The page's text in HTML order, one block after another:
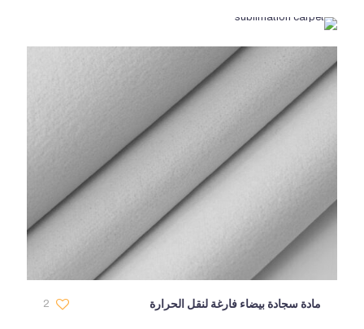
مادة سجادة بيضاء فارغة لنقل الحرارة 2